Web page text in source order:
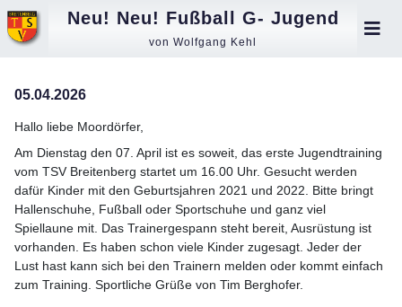
Neu! Neu! Fußball G- Jugend
von Wolfgang Kehl
05.04.2026
Hallo liebe Moordörfer,
Am Dienstag den 07. April ist es soweit, das erste Jugendtraining
vom TSV Breitenberg startet um 16.00 Uhr. Gesucht werden
dafür Kinder mit den Geburtsjahren 2021 und 2022. Bitte bringt
Hallenschuhe, Fußball oder Sportschuhe und ganz viel
Spiellaune mit. Das Trainergespann steht bereit, Ausrüstung ist
vorhanden. Es haben schon viele Kinder zugesagt. Jeder der
Lust hast kann sich bei den Trainern melden oder kommt einfach
zum Training. Sportliche Grüße von Tim Berghofer.